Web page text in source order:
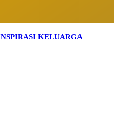
– Inspirasi